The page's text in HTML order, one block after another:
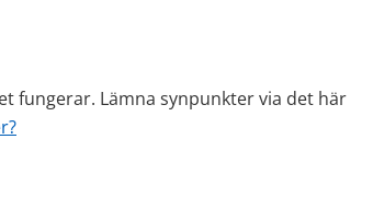
fungerar. Lämna synpunkter via det här